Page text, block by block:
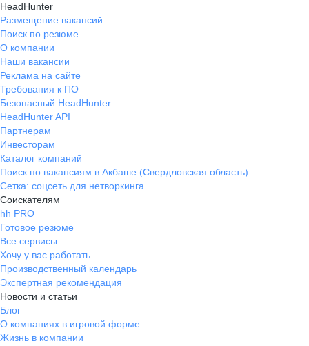
HeadHunter
Размещение вакансий
Поиск по резюме
О компании
Наши вакансии
Реклама на сайте
Требования к ПО
Безопасный HeadHunter
HeadHunter API
Партнерам
Инвесторам
Каталог компаний
Поиск по вакансиям в Акбаше (Свердловская область)
Сетка: соцсеть для нетворкинга
Соискателям
hh PRO
Готовое резюме
Все сервисы
Хочу у вас работать
Производственный календарь
Экспертная рекомендация
Новости и статьи
Блог
О компаниях в игровой форме
Жизнь в компании